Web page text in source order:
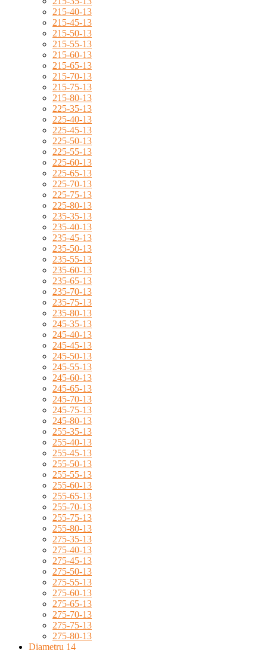
215-40-13
215-45-13
215-50-13
215-55-13
215-60-13
215-65-13
215-70-13
215-75-13
215-80-13
225-35-13
225-40-13
225-45-13
225-50-13
225-55-13
225-60-13
225-65-13
225-70-13
225-75-13
225-80-13
235-35-13
235-40-13
235-45-13
235-50-13
235-55-13
235-60-13
235-65-13
235-70-13
235-75-13
235-80-13
245-35-13
245-40-13
245-45-13
245-50-13
245-55-13
245-60-13
245-65-13
245-70-13
245-75-13
245-80-13
255-35-13
255-40-13
255-45-13
255-50-13
255-55-13
255-60-13
255-65-13
255-70-13
255-75-13
255-80-13
275-35-13
275-40-13
275-45-13
275-50-13
275-55-13
275-60-13
275-65-13
275-70-13
275-75-13
275-80-13
Diametru 14